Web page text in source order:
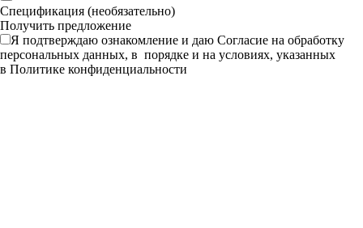
Спецификация (необязательно)
Я подтверждаю ознакомление и даю Согласие на обработку
персональных данных, в порядке и на условиях, указанных
в Политике конфиденциальности